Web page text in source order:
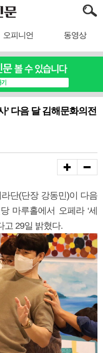
오피니언 동영상
’ 다음 달 김해문화의전
단(단장 강동민)이 다음
마루홀에서 오페라 ‘세
고 29일 밝혔다.